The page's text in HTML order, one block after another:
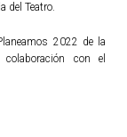
del Teatro.
2022 de la
con el